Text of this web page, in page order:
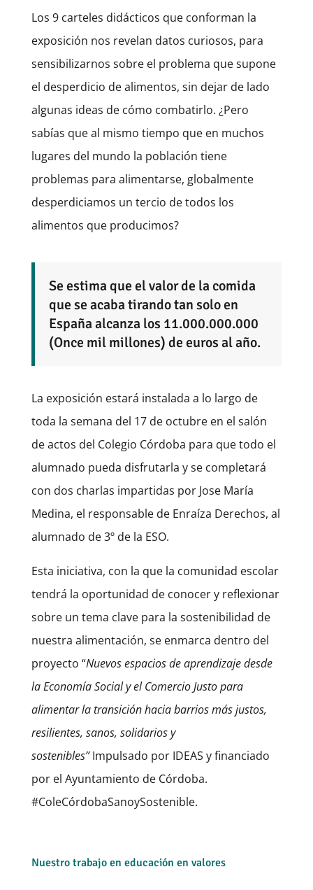
Los 9 carteles didácticos que conforman la
exposición nos revelan datos curiosos, para
sensibilizarnos sobre el problema que supone
el desperdicio de alimentos, sin dejar de lado
algunas ideas de cómo combatirlo. ¿Pero
sabías que al mismo tiempo que en muchos
lugares del mundo la población tiene
problemas para alimentarse, globalmente
desperdiciamos un tercio de todos los
alimentos que producimos?
Se estima que el valor de la comida
que se acaba tirando tan solo en
España alcanza los 11.000.000.000
(Once mil millones) de euros al año.
La exposición estará instalada a lo largo de
toda la semana del 17 de octubre en el salón
de actos del Colegio Córdoba para que todo el
alumnado pueda disfrutarla y se completará
con dos charlas impartidas por Jose María
Medina, el responsable de Enraíza Derechos, al
alumnado de 3º de la ESO.
Esta iniciativa, con la que la comunidad escolar
tendrá la oportunidad de conocer y reflexionar
sobre un tema clave para la sostenibilidad de
nuestra alimentación, se enmarca dentro del
proyecto “Nuevos espacios de aprendizaje desde
la Economía Social y el Comercio Justo para
alimentar la transición hacia barrios más justos,
resilientes, sanos, solidarios y
sostenibles”Impulsado por IDEAS y financiado
por el Ayuntamiento de Córdoba.
#ColeCórdobaSanoySostenible.
Nuestro trabajo en educación en valores